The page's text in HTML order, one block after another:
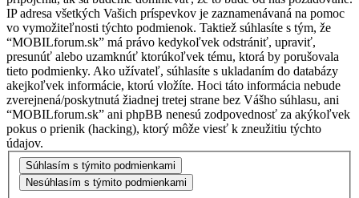
IP adresa všetkých Vašich príspevkov je zaznamenávaná na pomoc
vo vymožiteľnosti týchto podmienok. Taktiež súhlasíte s tým, že
“MOBILforum.sk” má právo kedykoľvek odstrániť, upraviť,
presunúť alebo uzamknúť ktorúkoľvek tému, ktorá by porušovala
tieto podmienky. Ako užívateľ, súhlasíte s ukladaním do databázy
akejkoľvek informácie, ktorú vložíte. Hoci táto informácia nebude
zverejnená/poskytnutá žiadnej tretej strane bez Vášho súhlasu, ani
“MOBILforum.sk” ani phpBB nenesú zodpovednosť za akýkoľvek
pokus o prienik (hacking), ktorý môže viesť k zneužitiu týchto
údajov.